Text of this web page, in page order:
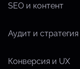
SEO и контент
Аудит и
Конверсия и UX